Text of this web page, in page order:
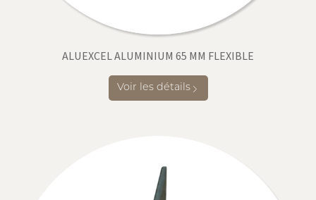
ALUEXCEL ALUMINIUM 65 MM FLEXIBLE
Voir les détails